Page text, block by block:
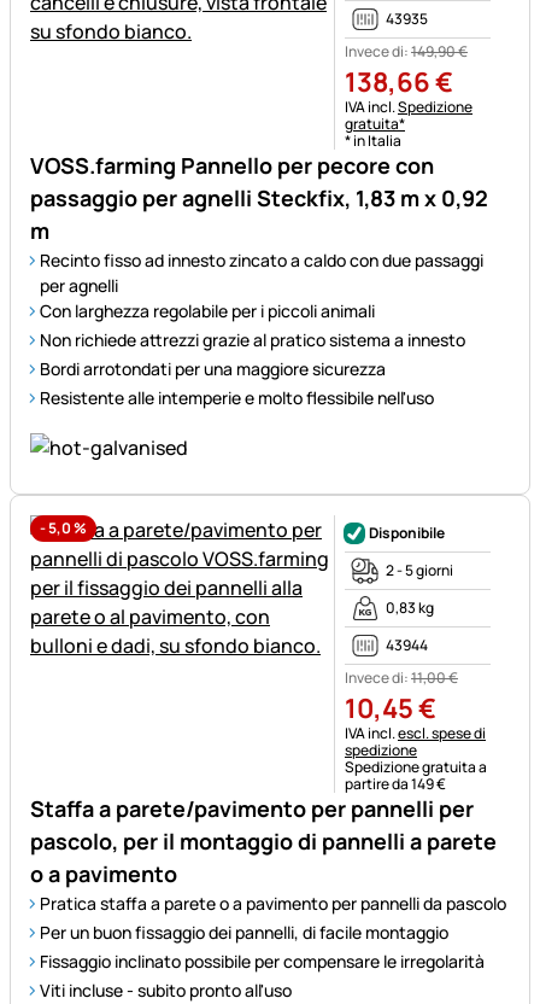
VOSS.farming Pannello per pecore con
passaggio per agnelli Steckfix, 1,83 m x 0,92
m
Recinto fisso ad innesto zincato a caldo con due passaggi
per agnelli
Con larghezza regolabile per i piccoli animali
Non richiede attrezzi grazie al pratico sistema a innesto
Bordi arrotondati per una maggiore sicurezza
Resistente alle intemperie e molto flessibile nell'uso
43935
Invece di:149,90€
138,66€
Informazioni fiscali:
IVA incl.Spedizione
gratuita*
* in Italia
-5,0%
Staffa a parete/pavimento per pannelli per
pascolo, per il montaggio di pannelli a parete
o a pavimento
Pratica staffa a parete o a pavimento per pannelli da pascolo
Per un buon fissaggio dei pannelli, di facile montaggio
Fissaggio inclinato possibile per compensare le irregolarità
Viti incluse - subito pronto all'uso
Disponibile
2 - 5 giorni
0,83 kg
43944
Invece di:11,00€
10,45€
Informazioni fiscali:
IVA incl.escl. spese di
spedizione
Spedizione gratuita a
partire da 149 €